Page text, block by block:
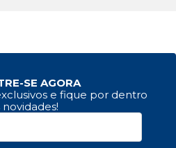
SE AGORA
e fique por dentro
novidades!